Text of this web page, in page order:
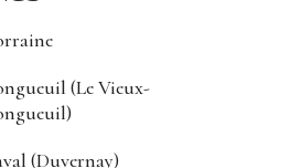
(Le Vieux-
(Duvernay)